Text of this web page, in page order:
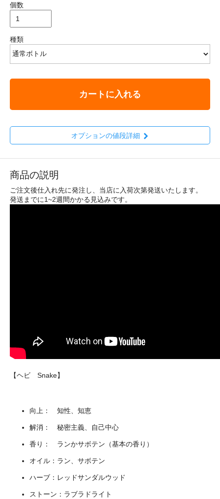
個数
種類
カートに入れる
オプションの値段詳細
商品の説明
ご注文後仕入れ先に発注し、当店に入荷次第発送いたします。
発送までに1~2週間かかる見込みです。
【ヘビ Snake】
向上： 知性、知恵
解消： 秘密主義、自己中心
香り： ランかサボテン（基本の香り）
オイル：ラン、サボテン
ハーブ：レッドサンダルウッド
ストーン：ラブラドライト